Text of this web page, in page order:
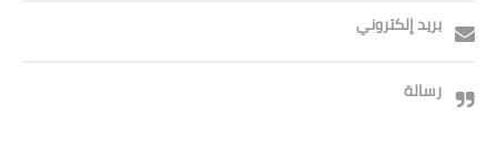
بريد إلكتروني
رسالة